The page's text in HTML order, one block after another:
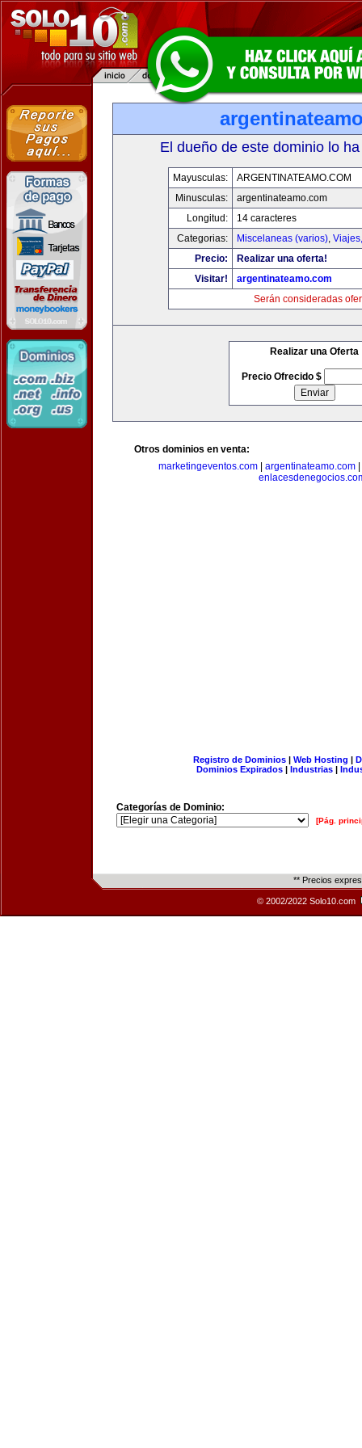
El dueño de este dominio lo
Mayusculas:
ARGENTINATEAMO.COM
Minusculas:
argentinateamo.com
Longitud:
14 caracteres
Categorias:
Miscelaneas (varios),
Precio:
Realizar una oferta!
Visitar!
argentinateamo.com
Serán consideradas
Realizar una Oferta
Precio Ofrecido $
Otros dominios en venta:
marketingeventos.com| argentinateamo.com|
Registro de Dominios| Web Hosting |
Dominios Expirados | Industrias |
Categorías de Dominio:
[Pág.
** Precios
© 2002/2022 Solo10.com